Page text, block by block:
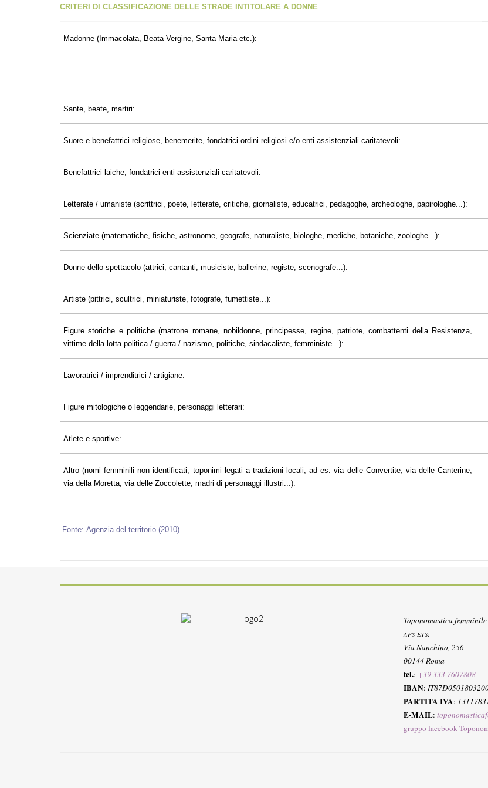
CRITERI DI CLASSIFICAZIONE DELLE STRADE INTITOLARE A DONNE
Madonne (Immacolata, Beata Vergine, Santa Maria etc.):
Sante, beate, martiri:
Suore e benefattrici religiose, benemerite, fondatrici ordini religiosi e/o enti assistenziali-caritatevoli:
Benefattrici laiche, fondatrici enti assistenziali-caritatevoli:
Letterate / umaniste (scrittrici, poete, letterate, critiche, giornaliste, educatrici, pedagoghe, archeologhe, papirologhe...):
Scienziate (matematiche, fisiche, astronome, geografe, naturaliste, biologhe, mediche, botaniche, zoologhe...):
Donne dello spettacolo (attrici, cantanti, musiciste, ballerine, registe, scenografe...):
Artiste (pittrici, scultrici, miniaturiste, fotografe, fumettiste...):
Figure storiche e politiche (matrone romane, nobildonne, principesse, regine, patriote, combattenti della Resistenza,
vittime della lotta politica / guerra / nazismo, politiche, sindacaliste, femministe...):
Lavoratrici / imprenditrici / artigiane:
Figure mitologiche o leggendarie, personaggi letterari:
Atlete e sportive:
Altro (nomi femminili non identificati; toponimi legati a tradizioni locali, ad es. via delle Convertite, via delle Canterine,
via della Moretta, via delle Zoccolette; madri di personaggi illustri...):
Fonte: Agenzia del territorio (2010).
Toponomastica femminile
APS-ETS:
Via Nanchino, 256
00144 Roma
tel.: +39 333 7607808
IBAN:
PARTITA IVA:
E-MAIL:
gruppo facebook